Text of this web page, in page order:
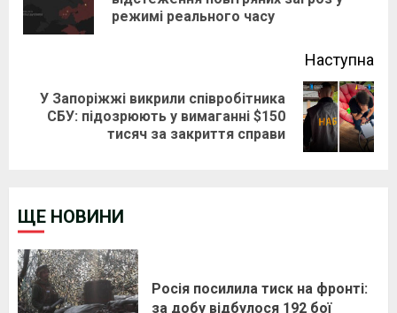
режимі реального часу
Наступна
Next
У Запоріжжі викрили співробітника
СБУ: підозрюють у вимаганні $150
тисяч за закриття справи
ЩЕ НОВИНИ
Росія посилила тиск на фронті:
за добу відбулося 192 бої